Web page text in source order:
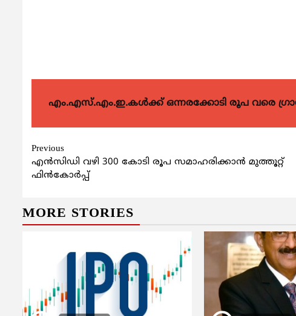
എം.എസ്.എം.ഇ.കൾക്ക് ഒന്നരക്കോടി രൂപ വരെ
Continue
Reading
Previous
എന്‍സിഡി വഴി 300 കോടി രൂപ സമാഹരിക്കാൻ മുത്തൂറ്റ്
ഫിന്‍കോര്‍പ്പ്
MORE STORIES